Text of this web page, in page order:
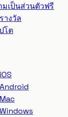
มเป็นส่วนตัวฟรี
างวัล
โต